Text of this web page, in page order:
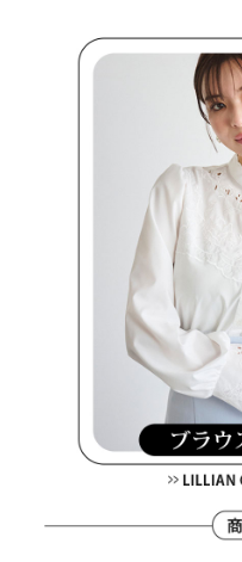
3.完整用戶服務條款，請詳閱以
客戶支援中心」https://
１．透過由恩沛科技股份有限公
易，需依本服務之必要範圍內提
權轉讓予恩沛科技股份有限公司。
２．關於個人資料處理事宜，請
https://aftee.tw/terms/#terms3
３．未成年的使用者請事先徵得
「AFTEE先享後付」，若未經同
４．使用「AFTEE先享後付」時
時審查核予不同之上限額度；若
請求用戶進行身份認證。
５．嚴禁一人註冊多個帳號或使
恩沛科技股份有限公司將有權停
7-11取貨付款